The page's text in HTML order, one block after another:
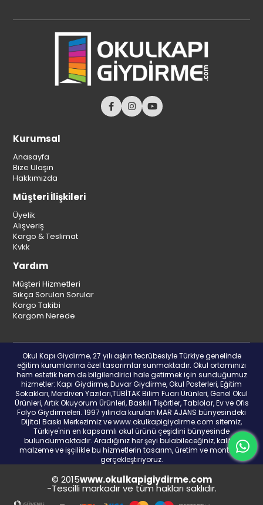
Kurumsal
Anasayfa
Bize Ulaşın
Hakkımızda
Müşteri İlişkileri
Üyelik
Alışveriş
Kargo & Teslimat
Kvkk
Yardım
Müşteri Hizmetleri
Sıkça Sorulan Sorular
Kargo Takibi
Kargom Nerede
Okul Kapı Giydirme, 27 yılı aşkın tecrübesiyle Türkiye genelinde
eğitim kurumlarına özel tasarımlar sunmaktadır. Okul ortamınızı
hem estetik hem de bilgilendirici hale getirmek için sunduğumuz
hizmetler: Kapı Giydirme, Duvar Giydirme, Okul Posterleri, Eğitim
Sokakları, Merdiven Yazıları,TÜBİTAK Bilim Fuarı Ürünleri, Genel Okul
Ürünleri, Artık Okuyorum Ürünleri, Baskılı Tişörtler, Tablolar, Ev ve Ofis
Folyo Giydirmeleri. 1997 yılında kurulan MAR AJANS bünyesindeki
Dijital Baskı Merkezimiz ve www.okulkapigiydirme.com sitemiz,
Türkiye'nin en kapsamlı okul ürünü çeşidini bünyesinde
bulundurmaktadır. Aradığınız her şeyi bulabileceğiniz, kaliteli
malzeme ve işçilikle bu hizmetlerin tasarım, üretim ve montajını
gerçekleştiriyoruz.
© 2015www.okulkapigiydirme.com
-Tescilli markadır ve tüm hakları saklıdır.